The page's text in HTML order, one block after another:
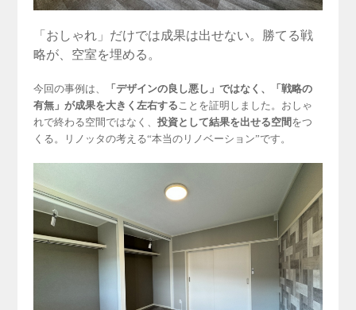
「おしゃれ」だけでは成果は出せない。勝てる戦
略が、空室を埋める。
今回の事例は、
「デザインの良し悪し」ではなく、「戦略の
有無」が成果を大きく左右する ことを証明しました。おしゃ
れで終わる空間ではなく、投資として結果を出せる空間 をつ
くる。リノッタの考える“本当のリノベーション”です。